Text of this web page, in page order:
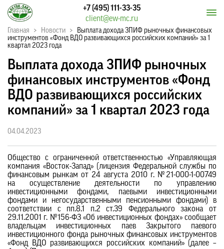
+7 (495) 111-33-35
client@ew-mc.ru
Главная > Новости >
Выплата дохода ЗПИФ рыночных финансовых
инструментов «Фонд ВДО развивающихся российских компаний» за 1
квартал 2023 года
Выплата дохода ЗПИФ рыночных
финансовых инструментов «Фонд
ВДО развивающихся российских
компаний» за 1 квартал 2023 года
04.04.2023
Общество с ограниченной ответственностью «Управляющая
компания «Восток-Запад» (лицензия Федеральной службы по
финансовым рынкам от 24 августа 2010 г. №21-000-1-00749
на осуществление деятельности по управлению
инвестиционными фондами, паевыми инвестиционными
фондами и негосударственными пенсионными фондами) в
соответствии с пп.8.1 п.2 ст.39 Федерального закона от
29.11.2001 г. №156-ФЗ «Об инвестиционных фондах» сообщает
владельцам инвестиционных паев Закрытого паевого
инвестиционного фонда рыночных финансовых инструментов
«Фонд ВДО развивающихся российских компаний» (далее –